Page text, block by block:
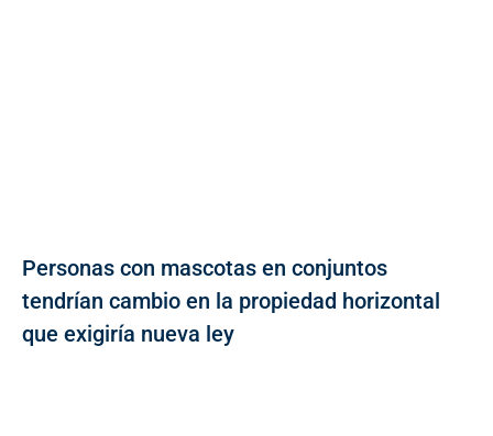
Personas con mascotas en conjuntos
tendrían cambio en la propiedad horizontal
que exigiría nueva ley